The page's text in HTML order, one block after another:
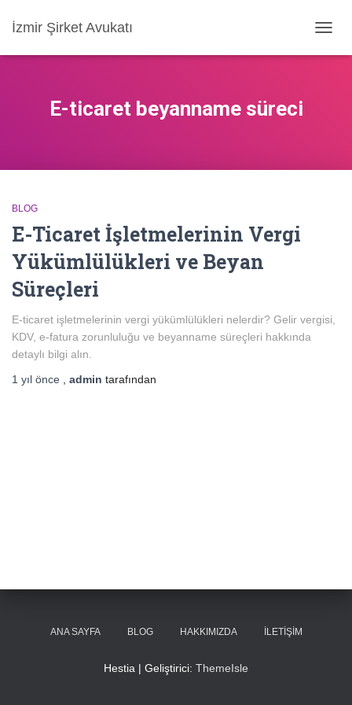
İzmir Şirket Avukatı
AÇ/
E-ticaret beyanname süreci
BLOG
E-Ticaret İşletmelerinin Vergi
Yükümlülükleri ve Beyan
Süreçleri
E-ticaret işletmelerinin vergi yükümlülükleri nelerdir? Gelir vergisi,
KDV, e-fatura zorunluluğu ve beyanname süreçleri hakkında
detaylı bilgi alın.
1 yıl önce admin tarafından
ANA SAYFA BLOG HAKKIMIZDA İLETIŞIM
Hestia | Geliştirici: ThemeIsle